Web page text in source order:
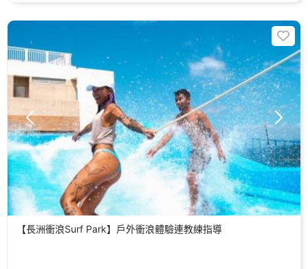
【長洲衝浪Surf Park】戶外衝浪體驗連教練指導